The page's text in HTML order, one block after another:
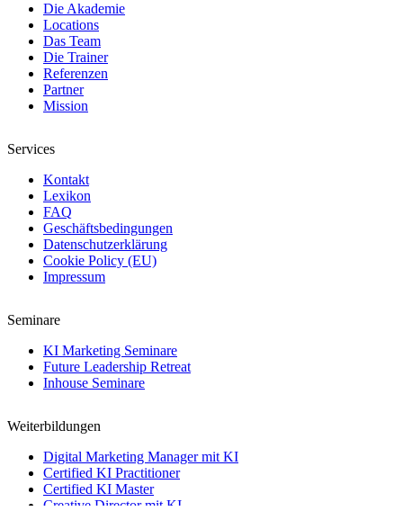
Die Akademie
Locations
Das Team
Die Trainer
Referenzen
Partner
Mission
Services
Kontakt
Lexikon
FAQ
Geschäftsbedingungen
Datenschutzerklärung
Cookie Policy (EU)
Impressum
Seminare
KI Marketing Seminare
Future Leadership Retreat
Inhouse Seminare
Weiterbildungen
Digital Marketing Manager mit KI
Certified KI Practitioner
Certified KI Master
Creative Director mit KI